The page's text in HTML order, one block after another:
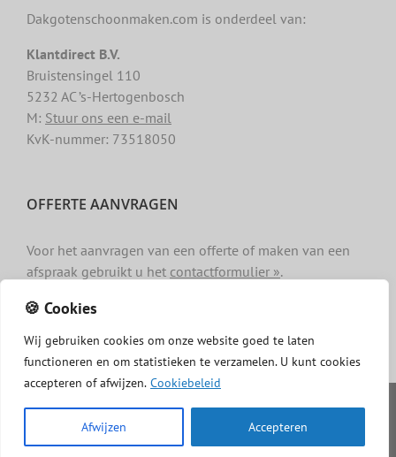
🍪 Cookies
Wij gebruiken cookies om onze website goed te laten
functioneren en om statistieken te verzamelen. U kunt cookies
accepteren of afwijzen. Cookiebeleid
Afwijzen Accepteren
Dakgotenschoonmaken.com is onderdeel van:
Klantdirect B.V.
Bruistensingel 110
5232 AC ’s-Hertogenbosch
M: Stuur ons een e-mail
KvK-nummer: 73518050
OFFERTE AANVRAGEN
Voor het aanvragen van een offerte of maken van een
afspraak gebruikt u het contactformulier ».
Copyright -Dakgotenschoonmaken.com|Privacy|Algemene
voorwaarden
Disclaimer